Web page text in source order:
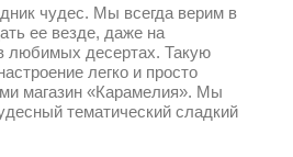
чудес. Мы всегда верим в
ее везде, даже на
любимых десертах. Такую
легко и просто
магазин «Карамелия». Мы
тематический сладкий